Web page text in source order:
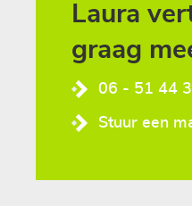
Laura
graag
06 - 51 44
Stuur een